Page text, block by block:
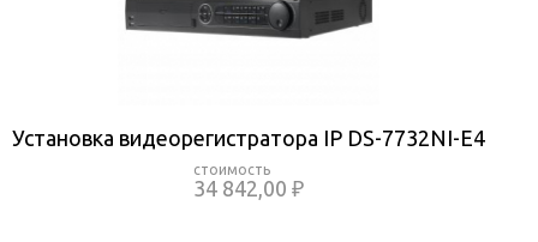
Установка видеорегистратора IP DS-7732NI-E4
34 842,00 ₽